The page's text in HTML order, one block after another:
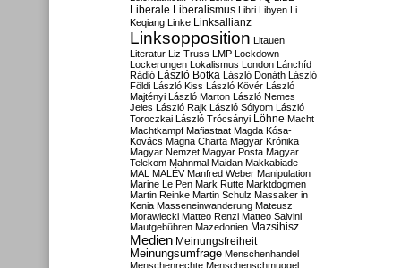
Liberale Liberalismus Libri Libyen Li
Keqiang Linke Linksallianz
Linksopposition Litauen
Literatur Liz Truss LMP Lockdown
Lockerungen Lokalismus London Lánchíd
Rádió
László Botka László Donáth László
Földi László Kiss László Kövér László
Majtényi László Marton László Nemes
Jeles László Rajk László Sólyom László
Toroczkai László Trócsányi Löhne Macht
Machtkampf Mafiastaat Magda Kósa-
Kovács Magna Charta Magyar Krónika
Magyar Nemzet Magyar Posta Magyar
Telekom Mahnmal Maidan Makkabiade
MAL MALÉV Manfred Weber Manipulation
Marine Le Pen Mark Rutte Marktdogmen
Martin Reinke Martin Schulz Massaker in
Kenia Masseneinwanderung Mateusz
Morawiecki Matteo Renzi Matteo Salvini
Mautgebühren Mazedonien Mazsihisz
Medien Meinungsfreiheit
Meinungsumfrage Menschenhandel
Menschenrechte Menschenschmuggel